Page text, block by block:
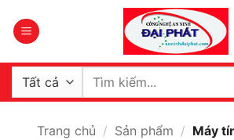
qua
dung
Tìm
Trang chủ / Sản phẩm / Máy